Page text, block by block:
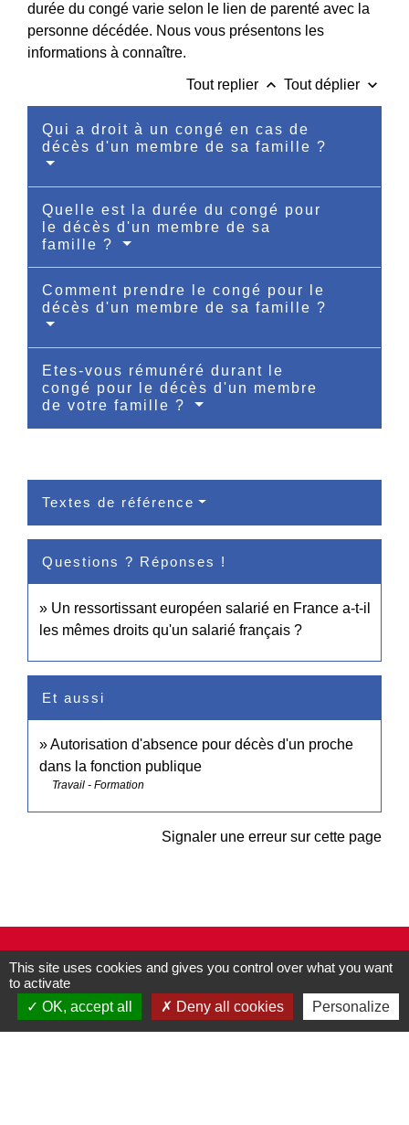
durée du congé varie selon le lien de parenté avec la
personne décédée. Nous vous présentons les
informations à connaître.
Tout replier keyboard_arrow_up Tout déplier keyboard_arrow_down
Qui a droit à un congé en cas de
décès d'un membre de sa famille ?
Quelle est la durée du congé pour
le décès d'un membre de sa
famille ?
Comment prendre le congé pour le
décès d'un membre de sa famille ?
Etes-vous rémunéré durant le
congé pour le décès d'un membre
de votre famille ?
Textes de référence
Questions ? Réponses !
Un ressortissant européen salarié en France a-t-il
les mêmes droits qu'un salarié français ?
Et aussi
Autorisation d'absence pour décès d'un proche
dans la fonction publique
Travail - Formation
Signaler une erreur sur cette page
2 rue des Rossignols
27130 Pullay - FRANCE
+33 2 32 32 18 58
This site uses cookies and gives you control over what you want
to activate
OK, accept all
Deny all cookies Personalize